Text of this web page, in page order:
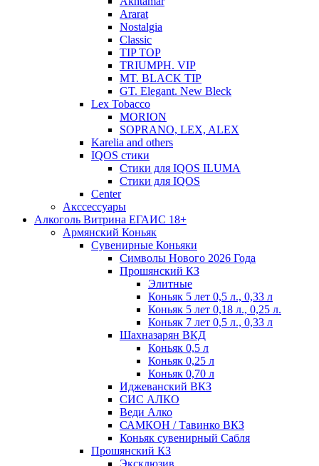
Ararat
Nostalgia
Classic
TIP TOP
TRIUMPH. VIP
MT. BLACK TIP
GT. Elegant. New Bleck
Lex Tobacco
MORION
SOPRANO, LEX, ALEX
Karelia and others
IQOS стики
Стики для IQOS ILUMA
Стики для IQOS
Сenter
Акссессуары
Алкоголь Витрина ЕГАИС 18+
Армянский Коньяк
Сувенирные Коньяки
Символы Нового 2026 Года
Прошянский КЗ
Элитные
Коньяк 5 лет 0,5 л., 0,33 л
Коньяк 5 лет 0,18 л., 0,25 л.
Коньяк 7 лет 0,5 л., 0,33 л
Шахназарян ВКД
Коньяк 0,5 л
Коньяк 0,25 л
Коньяк 0,70 л
Иджеванский ВКЗ
СИС АЛКО
Веди Алко
САМКОН / Тавинко ВКЗ
Коньяк сувенирный Сабля
Прошянский КЗ
Эксклюзив